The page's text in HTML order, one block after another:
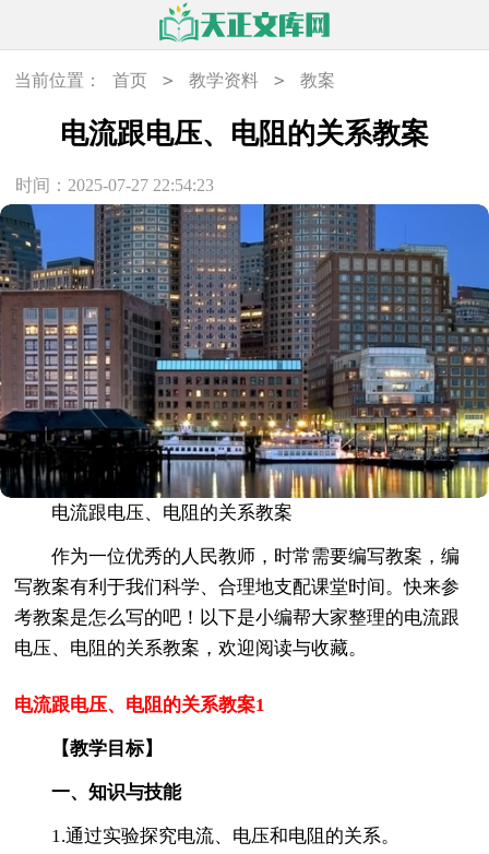
当前位置： 首页 > 教学资料 > 教案
电流跟电压、电阻的关系教案
时间：2025-07-27 22:54:23
电流跟电压、电阻的关系教案
作为一位优秀的人民教师，时常需要编写教案，编
写教案有利于我们科学、合理地支配课堂时间。快来参
考教案是怎么写的吧！以下是小编帮大家整理的电流跟
电压、电阻的关系教案，欢迎阅读与收藏。
电流跟电压、电阻的关系教案1
【教学目标】
一、知识与技能
1.通过实验探究电流、电压和电阻的关系。